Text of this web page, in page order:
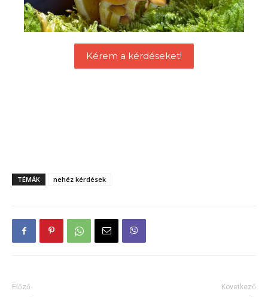
Kérem a kérdéseket!
TÉMÁK nehéz kérdések
Előző Következő